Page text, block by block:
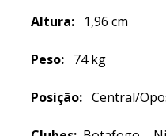
Altura: 1,96 cm
Peso: 74 kg
Posição: Central/